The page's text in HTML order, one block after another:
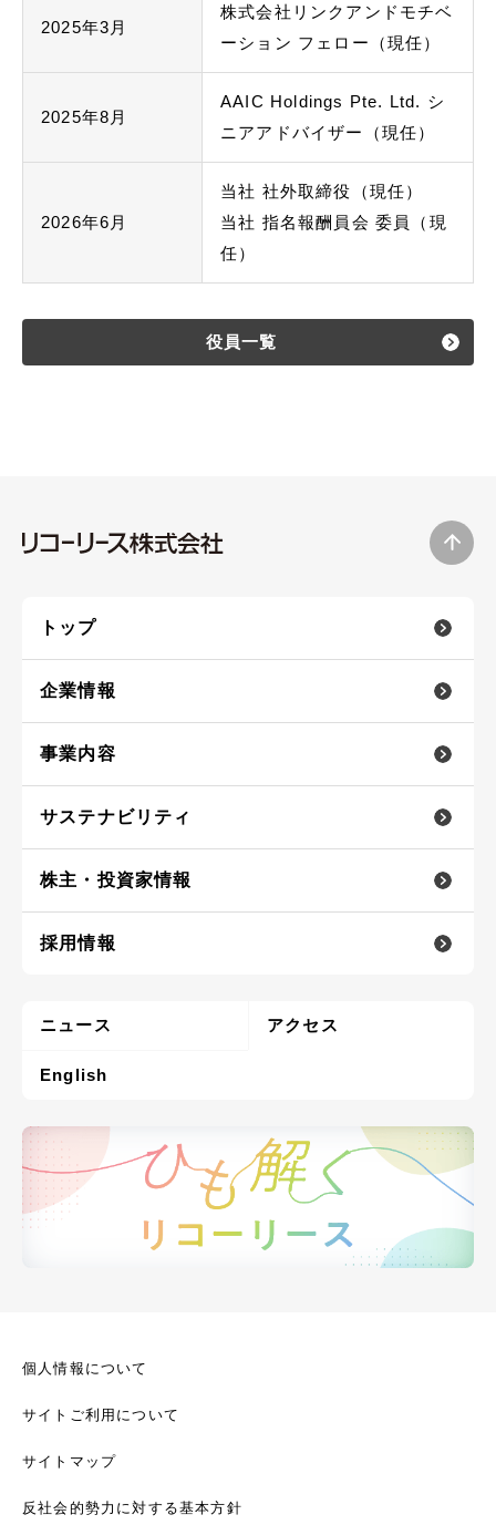
2025年3月
株式会社リンクアンドモチベ
ーション フェロー（現任）
2025年8月
AAIC Holdings Pte. Ltd. シ
ニアアドバイザー（現任）
2026年6月
当社 社外取締役（現任）
当社 指名報酬員会 委員（現
任）
役員一覧
トップ
企業情報
事業内容
サステナビリティ
株主・投資家情報
採用情報
ニュース アクセス
English
個人情報について
サイトご利用について
サイトマップ
反社会的勢力に対する基本方針